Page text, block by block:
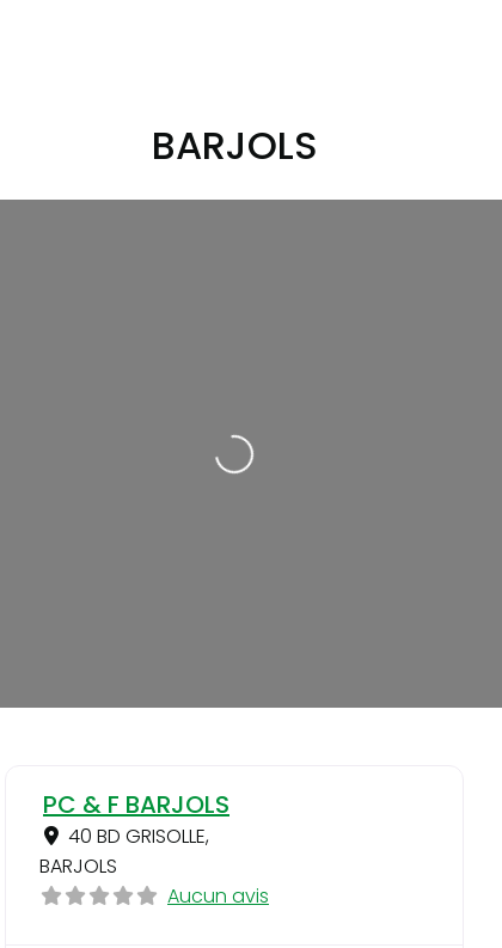
BARJOLS
Loading...
PC & F BARJOLS
40 BD GRISOLLE,
BARJOLS
Aucun avis